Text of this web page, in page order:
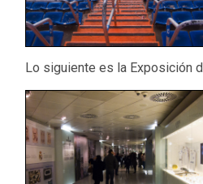
Lo siguiente es la Exposición